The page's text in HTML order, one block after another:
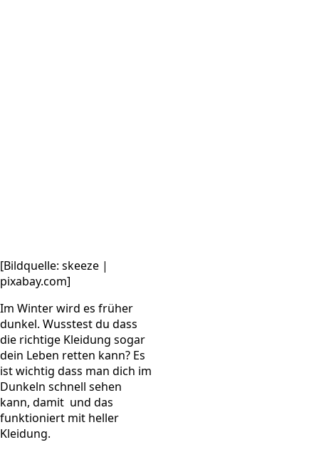
[Bildquelle: skeeze |
pixabay.com]
Im Winter wird es früher
dunkel. Wusstest du dass
die richtige Kleidung sogar
dein Leben retten kann? Es
ist wichtig dass man dich im
Dunkeln schnell sehen
kann, damit und das
funktioniert mit heller
Kleidung.